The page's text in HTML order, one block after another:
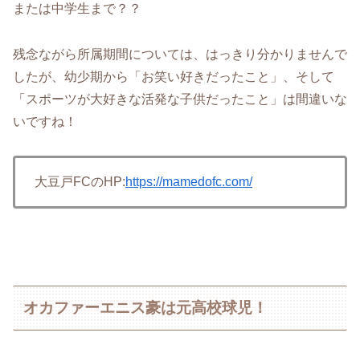
または中学生まで？？
残念ながら所属期間については、はっきり分かりませんで
したが、幼少期から「お笑い好きだったこと」、そして
「スポーツが大好きな活発な子供だったこと」は間違いな
いですね！
大豆戸FCのHP:https://mamedofc.com/
オカファーエニス豪は元高校球児！